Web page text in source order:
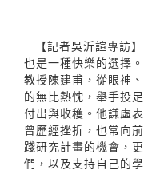
【記者吳沂諠專訪
也是一種快樂的選擇
教授陳建甫，從眼神
的無比熱忱，舉手投
付出與收穫。他謙虛
曾歷經挫折，也常向
踐研究計畫的機會，
們，以及支持自己的學